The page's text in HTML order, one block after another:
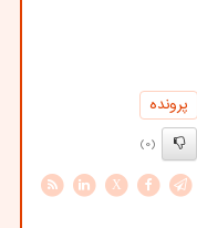
پرونده
(0)
X